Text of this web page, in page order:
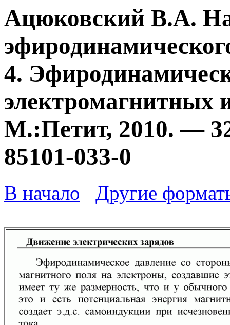
Ацюковский В.А.
4.
электромагнитных
М.:Петит, 2010. —
85101-033-0
В начало Другие